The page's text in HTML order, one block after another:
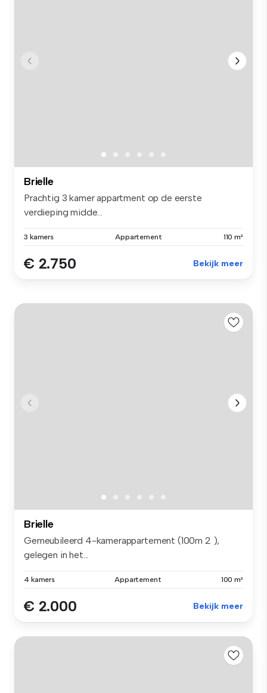
Brielle
Prachtig 3 kamer appartment op de eerste
verdieping midde...
3 kamers Appartement 110 m²
€ 2.750 Bekijk meer
Brielle
Gemeubileerd 4-kamerappartement (100m 2 ),
gelegen in het...
4 kamers Appartement 100 m²
€ 2.000 Bekijk meer